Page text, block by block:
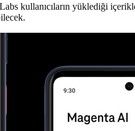
kullanıcıların yüklediği